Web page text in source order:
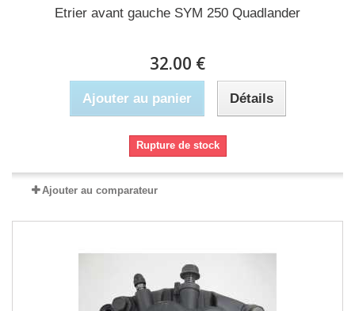
Etrier avant gauche SYM 250 Quadlander
32.00 €
Ajouter au panier Détails
Rupture de stock
Ajouter au comparateur